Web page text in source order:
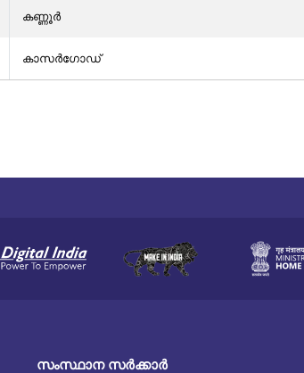
കണ്ണൂർ
കാസർഗോഡ്
സംസ്ഥാന സർക്കാർ